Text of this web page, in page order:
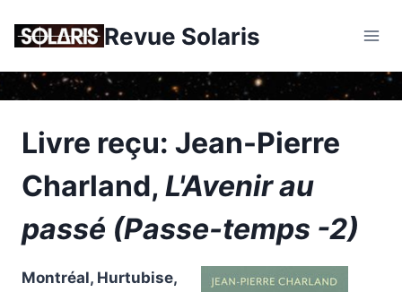
Revue Solaris
Livre reçu: Jean-Pierre
Charland, L'Avenir au
passé (Passe-temps -2)
Montréal, Hurtubise,